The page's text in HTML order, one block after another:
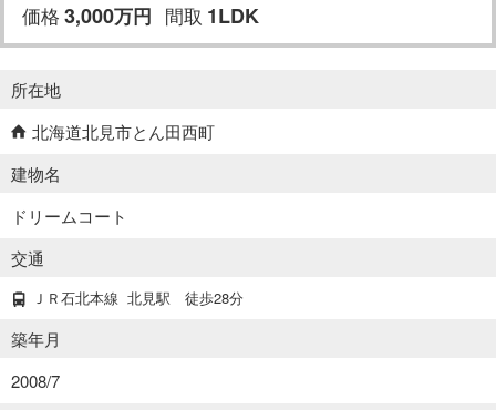
価格 3,000万円 間取 1LDK
所在地
北海道北見市とん田西町
建物名
ドリームコート
交通
ＪＲ石北本線 北見駅 徒歩28分
築年月
2008/7